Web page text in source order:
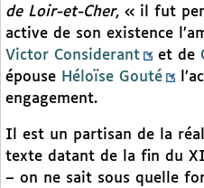
de Loir-et-Cher, « il fut
active de son existence
Victor Considerant
et de
épouse Héloïse Gouté
engagement.
Il est un partisan de la
texte datant de la fin du
– on ne sait sous quelle